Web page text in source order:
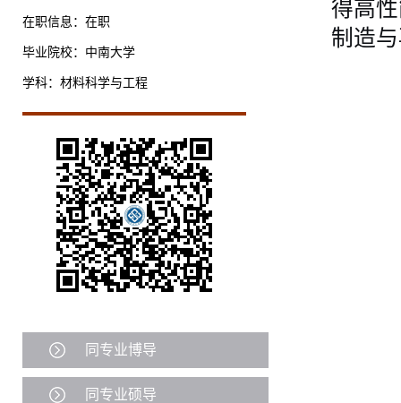
在职信息：在职
毕业院校：中南大学
学科：材料科学与工程
同专业博导
同专业硕导
得高
制造